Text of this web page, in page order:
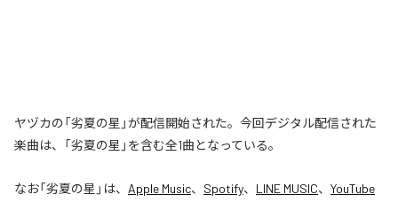
ヤヅカの「劣夏の星」が配信開始された。今回デジタル配信された
楽曲は、「劣夏の星」を含む全1曲となっている。
なお「劣夏の星 」は、 Apple Music、 Spotify、 LINE MUSIC、 YouTube